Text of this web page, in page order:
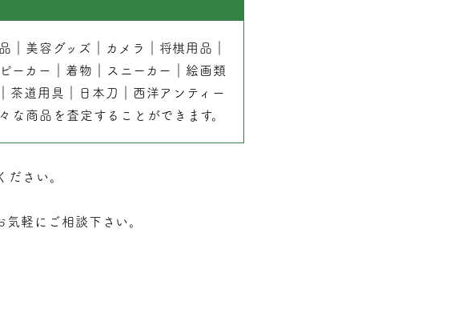
美容グッズ カメラ 将棋用品
ーカー 着物 スニーカー
絵画類
｜茶道用具｜ 日本刀
西洋アンティー
な商品を査定することができます。
ださい。
気軽にご相談下さい。